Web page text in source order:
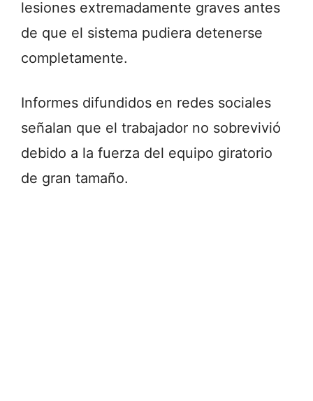
lesiones extremadamente graves antes
de que el sistema pudiera detenerse
completamente.
Informes difundidos en redes sociales
señalan que el trabajador no sobrevivió
debido a la fuerza del equipo giratorio
de gran tamaño.